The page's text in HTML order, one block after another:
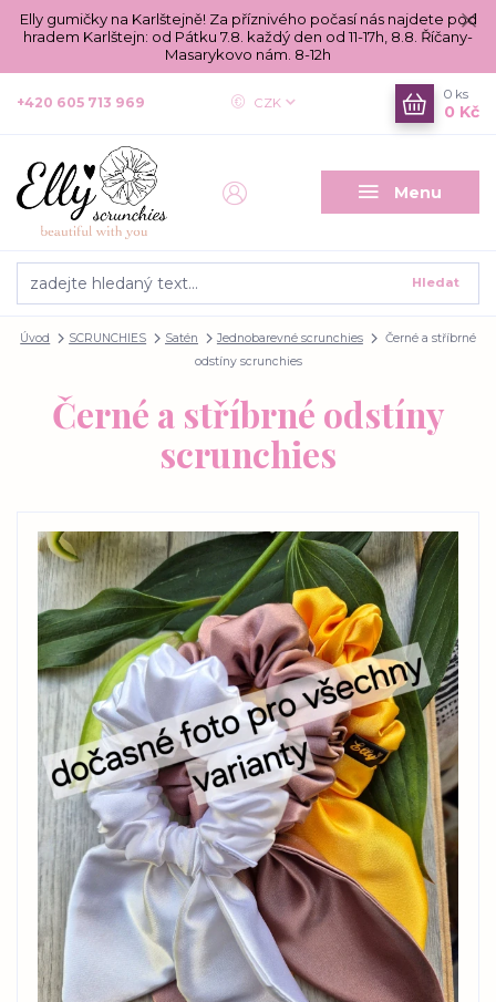
Elly gumičky na Karlštejně! Za příznivého počasí nás najdete pod
hradem Karlštejn: od Pátku 7.8. každý den od 11-17h, 8.8. Říčany-
Masarykovo nám. 8-12h
Menu
CZK
Hledat
+420 605 713 969
0 ks
0 Kč
Úvod SCRUNCHIES Satén Jednobarevné scrunchies
Černé a stříbrné
odstíny scrunchies
Černé a stříbrné odstíny
scrunchies